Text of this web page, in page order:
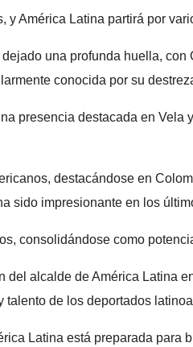
América Latina partirá por
una profunda huella,
conocida por su
presencia destacada en
destacándose en
sido impresionante en los
consolidándose como
del alcalde de América
de los deportados
Latina está preparada